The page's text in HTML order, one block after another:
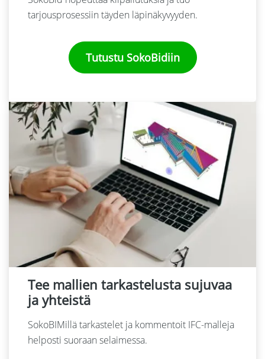
tarjousprosessiin täyden läpinäkyvyyden.
Tutustu SokoBidiin
Tee mallien tarkastelusta sujuvaa
ja yhteistä
SokoBIMillä tarkastelet ja kommentoit IFC-malleja
helposti suoraan selaimessa.